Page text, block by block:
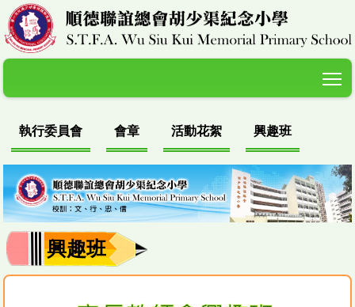
執行委員會 會章 活動花絮 興趣班
興趣班